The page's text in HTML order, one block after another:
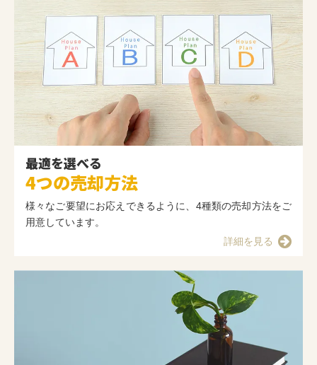
最適を選べる
4つの売却方法
様々なご要望にお応えできるように、4種類の売却方法をご
用意しています。
詳細を見る